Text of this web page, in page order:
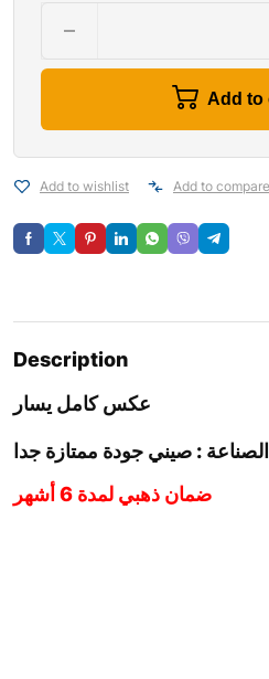
Add to
Add to wishlist Add to compare
Description
عكس كامل يسار
الصناعة : صيني جودة ممتازة جدا
ضمان ذهبي لمدة 6 أشهر